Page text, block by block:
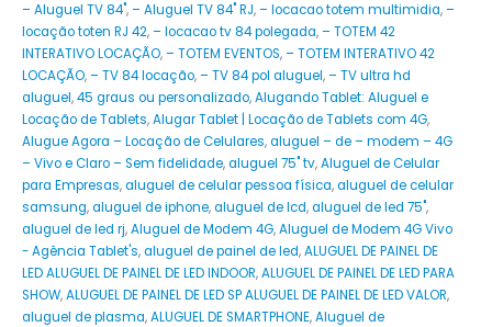
– Aluguel TV 84",– Aluguel TV 84" RJ,– locacao totem multimidia,–
locação toten RJ 42,– locacao tv 84 polegada,– TOTEM 42
INTERATIVO LOCAÇÃO,– TOTEM EVENTOS,– TOTEM INTERATIVO 42
LOCAÇÃO,– TV 84 locação,– TV 84 pol aluguel,– TV ultra hd
aluguel,45 graus ou personalizado,Alugando Tablet: Aluguel e
Locação de Tablets,Alugar Tablet | Locação de Tablets com 4G,
Alugue Agora – Locação de Celulares,aluguel – de – modem – 4G
– Vivo e Claro – Sem fidelidade,aluguel 75" tv,Aluguel de Celular
para Empresas,aluguel de celular pessoa física,aluguel de celular
samsung,aluguel de iphone,aluguel de lcd,aluguel de led 75",
aluguel de led rj,Aluguel de Modem 4G,Aluguel de Modem 4G Vivo
- Agência Tablet's,aluguel de painel de led,ALUGUEL DE PAINEL DE
LED ALUGUEL DE PAINEL DE LED INDOOR,ALUGUEL DE PAINEL DE LED PARA
SHOW,ALUGUEL DE PAINEL DE LED SP ALUGUEL DE PAINEL DE LED VALOR,
aluguel de plasma,ALUGUEL DE SMARTPHONE,Aluguel de